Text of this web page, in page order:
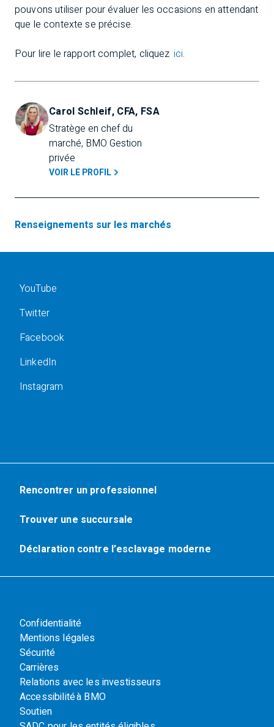
pouvons utiliser pour évaluer les occasions en attendant
que le contexte se précise.
Pour lire le rapport complet, cliquez ici.
Carol Schleif, CFA, FSA
Stratège en chef du
marché, BMO Gestion
privée
VOIR LE PROFIL
Renseignements sur les marchés
YouTube
Twitter
Facebook
LinkedIn
Instagram
Rencontrer un professionnel
Trouver une succursale
Déclaration contre l’esclavage moderne
Confidentialité
Mentions légales
Sécurité
Carrières
Relations avec les investisseurs
Accessibilité à BMO
Soutien